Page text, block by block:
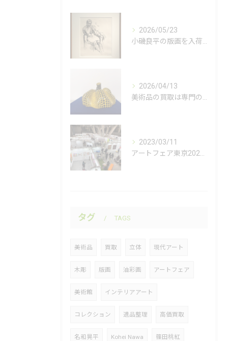
2026/05/23
2026/04/13
2023/03/11
タグ TAGS
美術品 買取 立体 現代アート
木彫 版画 油彩画 アートフェア
美術館 インテリアアート
コレクション 遺品整理 高価買取
名和晃平 Kohei Nawa 篠田桃紅